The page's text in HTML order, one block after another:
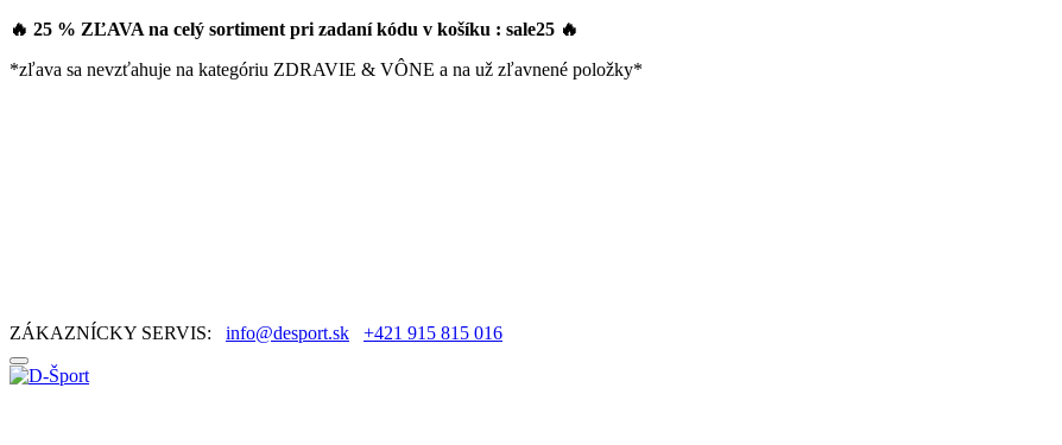
🔥 25 % ZĽAVA na celý sortiment pri zadaní kódu v košíku : sale25 🔥
*zľava sa nevzťahuje na kategóriu ZDRAVIE & VÔNE a na už zľavnené položky*
ZÁKAZNÍCKY SERVIS: info@desport.sk +421 915 815 016